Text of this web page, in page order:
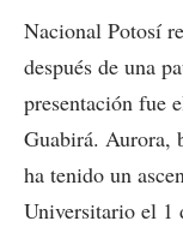
Nacional Potosí
después de una
presentación fue
Guabirá. Aurora,
ha tenido un
Universitario el 1